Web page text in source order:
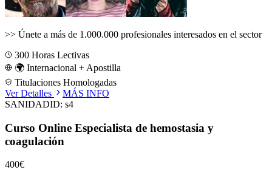
>> Únete a más de 1.000.000 profesionales interesados en el sector
300 Horas Lectivas
🌍 Internacional + Apostilla
Titulaciones Homologadas
Ver Detalles
MÁS INFO
SANIDADID: s4
Curso Online Especialista de hemostasia y
coagulación
400€